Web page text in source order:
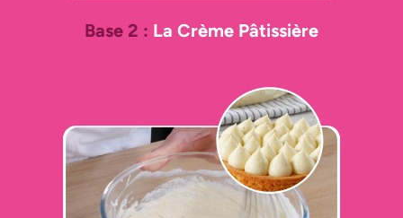
Base 2 : La Crème Pâtissière